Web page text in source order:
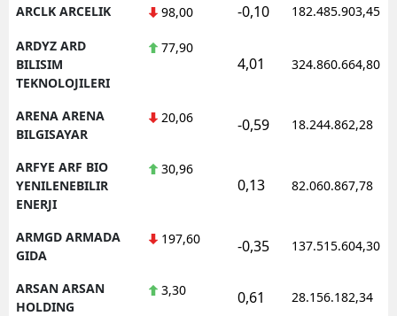
ARCLK ARCELIK 98,00 -0,10 182.485.903,45
ARDYZ ARD
BILISIM
TEKNOLOJILERI
77,90
4,01 324.860.664,80
ARENA ARENA
BILGISAYAR
20,06 -0,59 18.244.862,28
ARFYE ARF BIO
YENILENEBILIR
ENERJI
30,96
0,13 82.060.867,78
ARMGD ARMADA
GIDA
197,60 -0,35 137.515.604,30
ARSAN ARSAN
HOLDING
3,30 0,61 28.156.182,34